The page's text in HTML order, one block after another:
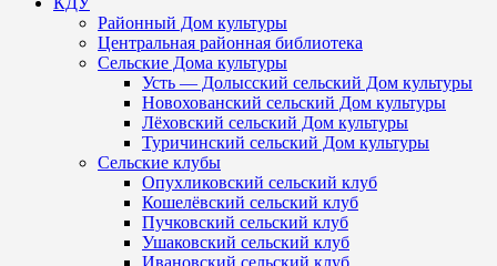
Районный Дом культуры
Центральная районная библиотека
Сельские Дома культуры
Усть — Долысский сельский Дом культуры
Новохованский сельский Дом культуры
Лёховский сельский Дом культуры
Туричинский сельский Дом культуры
Сельские клубы
Опухликовский сельский клуб
Кошелёвский сельский клуб
Пучковский сельский клуб
Ушаковский сельский клуб
Ивановский сельский клуб